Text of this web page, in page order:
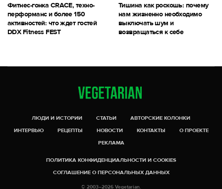
Фитнес-гонка CRACE, техно-
перформанс и более 150
активностей: что ждет гостей
DDX Fitness FEST
Тишина как роскошь: почему
нам жизненно необходимо
выключать шум и
возвращаться к себе
ЛЮДИ И ИСТОРИИ СТАТЬИ
АВТОРСКИЕ КОЛОНКИ
ИНТЕРВЬЮ
РЕЦЕПТЫ НОВОСТИ КОНТАКТЫ
О ПРОЕКТЕ
РЕКЛАМА
ПОЛИТИКА КОНФИДЕНЦИАЛЬНОСТИ И COOKIES
СОГЛАШЕНИЕ О ПЕРСОНАЛЬНЫХ ДАННЫХ
© 2003–2026 Vegetarian.